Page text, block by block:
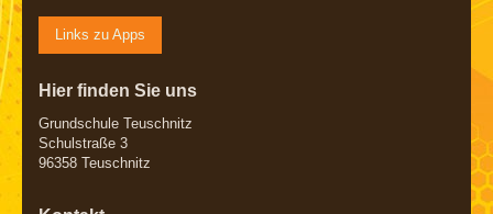
Links zu Apps
Hier finden Sie uns
Grundschule Teuschnitz
Schulstraße 3
96358 Teuschnitz